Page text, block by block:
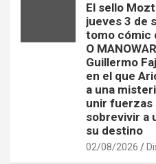
El sello
jueves 3 de
tomo cómic
O
Guillermo
en el que
a una
unir fuerzas
sobrevivir a
su destino
02/08/2026